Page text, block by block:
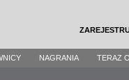
NAGRANIA TERAZ